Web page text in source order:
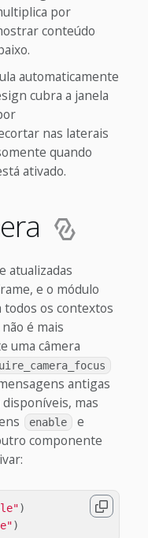
por
conteúdo
automaticamente
cubra a janela
nas laterais
quando
ativado.
atualizadas
e o módulo
os contextos
é mais
uma câmera
antigas
mas
enable e
componente
)
)